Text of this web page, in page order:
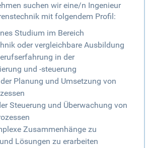
suchen wir eine/n Ingenieur
mit folgendem Profil:
Studium im Bereich
oder vergleichbare Ausbildung
in der
und -steuerung
Planung und Umsetzung von
Steuerung und Überwachung von
Zusammenhänge zu
Lösungen zu erarbeiten